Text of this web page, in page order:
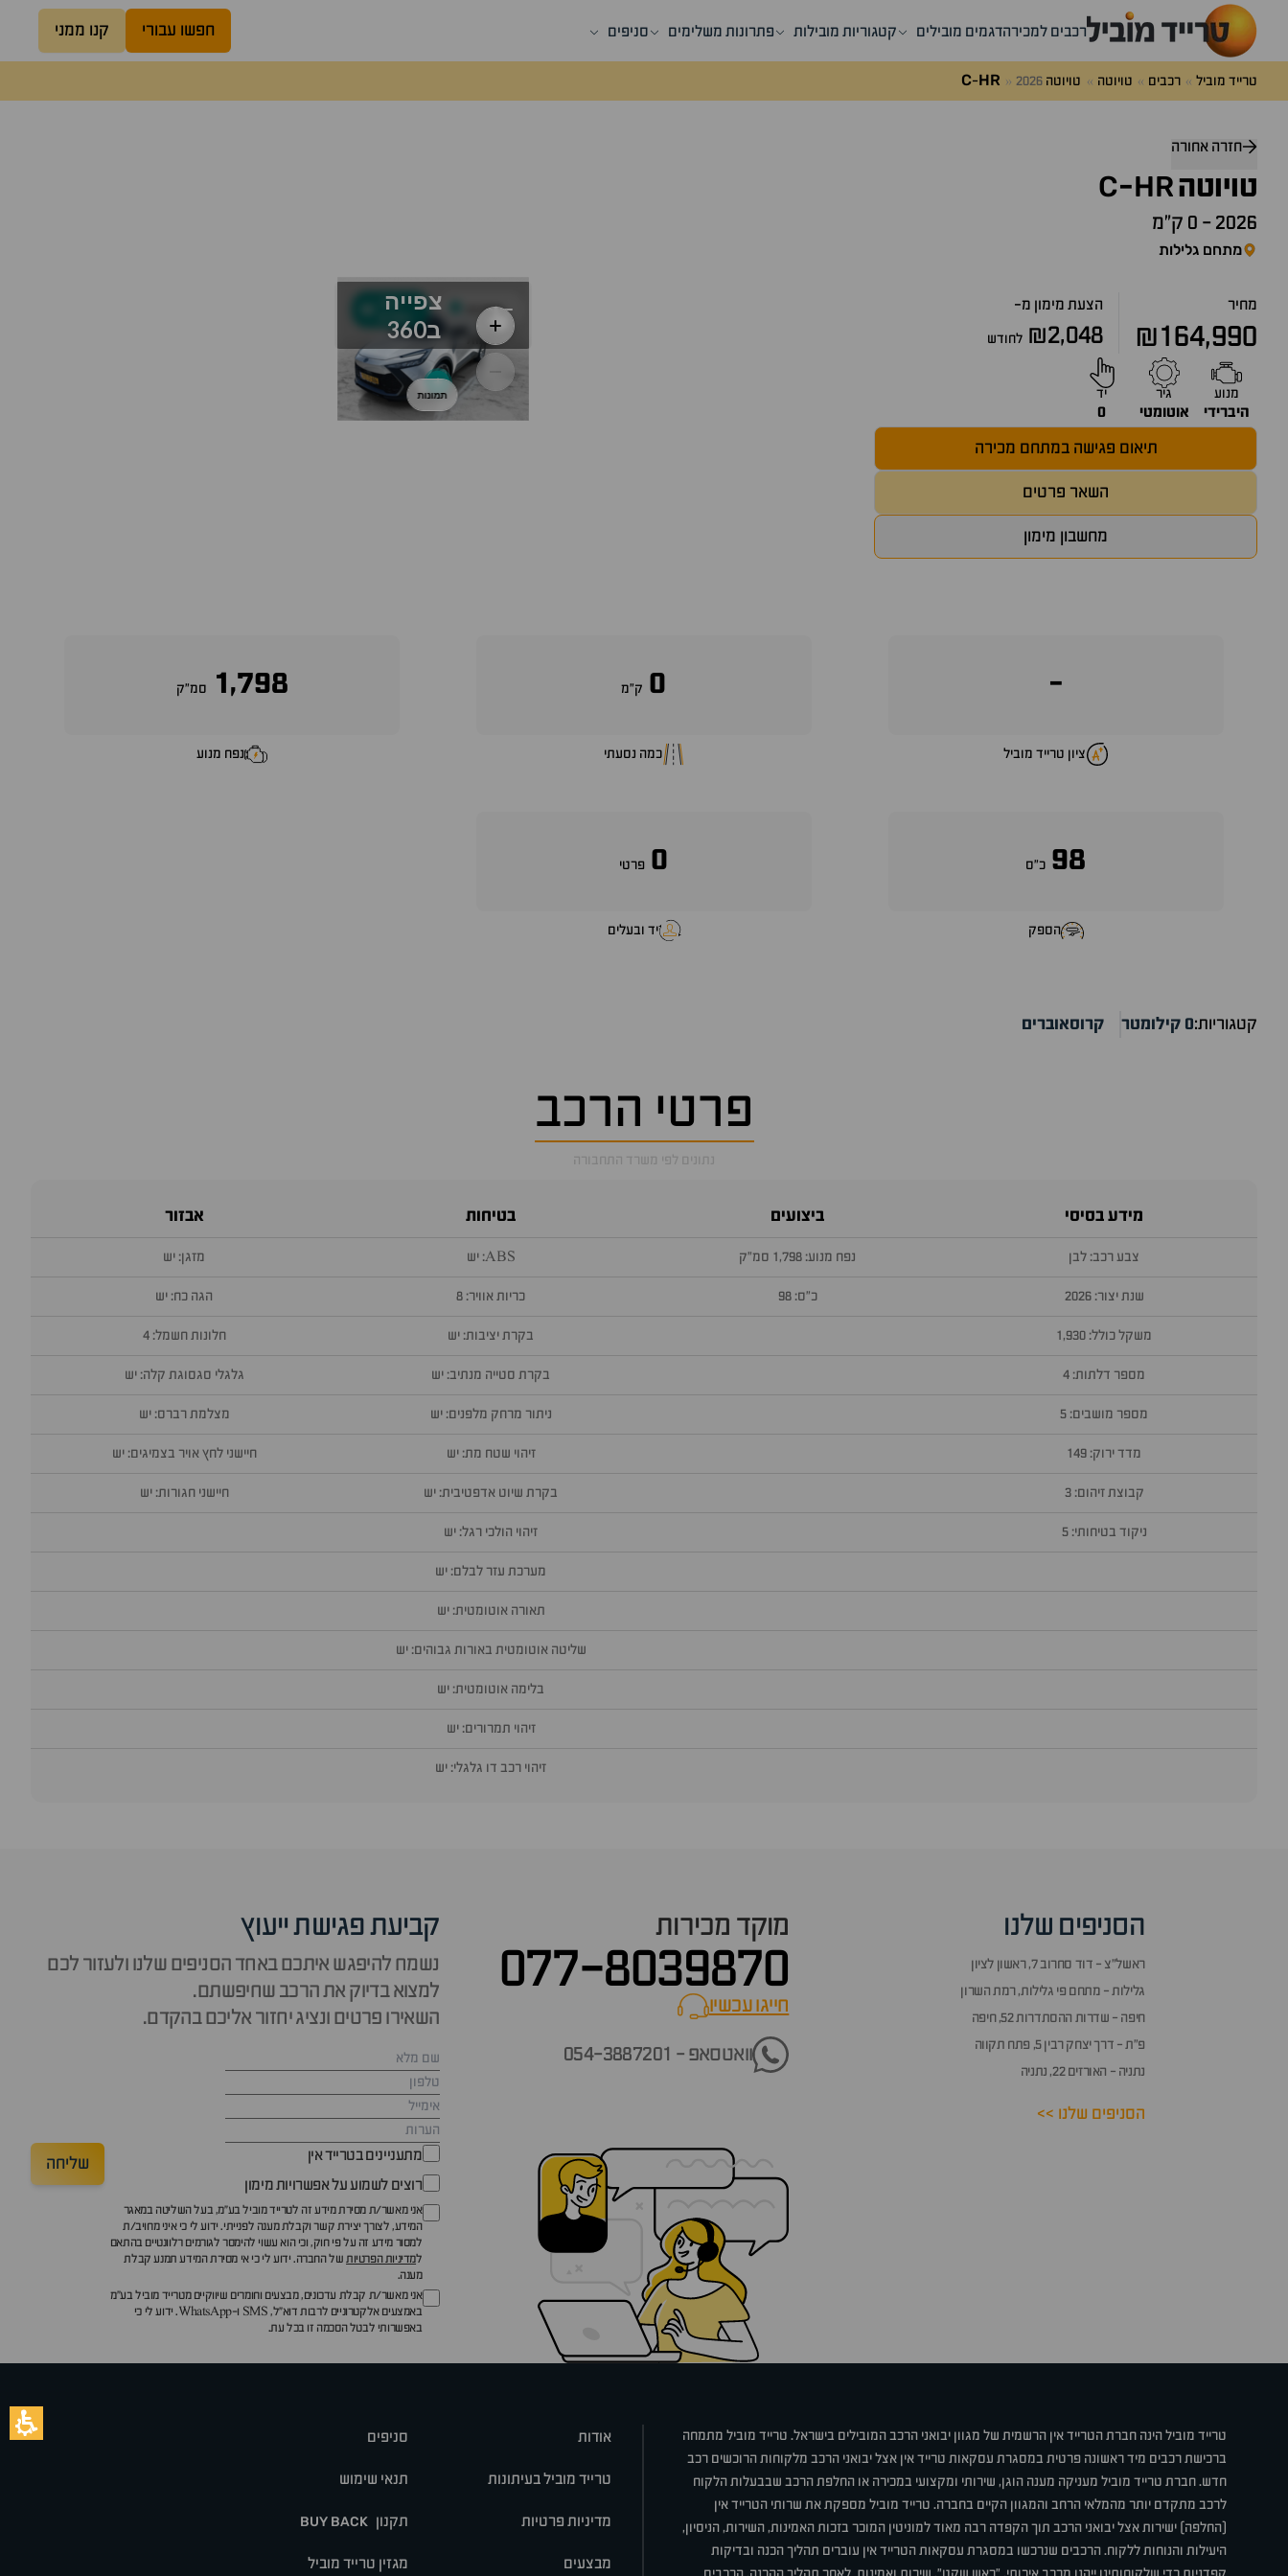
רכבים למכירהדגמים מובילים קטגוריות מובילות פתרונות משלימים סניפים חפשו עבורי קנו ממני
טרייד מוביל רכבים טויוטה טויוטה C-HR 2026
שאלות
ותשובות
חזרה אחורה
טויוטה C-HR
2026
- 0 ק״מ
מתחם גלילות
מחיר
₪164,990
הצעת מימון מ-
₪2,048 לחודש
מנוע
היברידי
גיר
אוטומטי
יד
0
תיאום פגישה במתחם מכירה
השאר פרטים
מחשבון מימון
-
ציון טרייד מוביל
0 ק״מ
כמה נסעתי
1,798 סמ״ק
נפח מנוע
98 כ״ס
הספק
0 פרטי
יד ובעלים
קטגוריות:0 קילומטר קרוסאוברים
פרטי הרכב
נתונים לפי משרד התחבורה
מידע בסיסי
צבע רכב: לבן
שנת יצור: 2026
משקל כולל: 1,930
מספר דלתות: 4
מספר מושבים: 5
מדד ירוק: 149
קבוצת זיהום: 3
ניקוד בטיחותי: 5
ביצועים
נפח מנוע: 1,798 סמ״ק
כ״ס: 98
בטיחות
ABS: יש
כריות אוויר: 8
בקרת יציבות: יש
בקרת סטייה מנתיב: יש
ניתור מרחק מלפנים: יש
זיהוי שטח מת: יש
בקרת שיוט אדפטיבית: יש
זיהוי הולכי רגל: יש
מערכת עזר לבלם: יש
תאורה אוטומטית: יש
שליטה אוטומטית באורות גבוהים: יש
בלימה אוטומטית: יש
זיהוי תמרורים: יש
זיהוי רכב דו גלגלי: יש
אבזור
מזגן: יש
הגה כח: יש
חלונות חשמל: 4
גלגלי סגסוגת קלה: יש
מצלמת רברס: יש
חיישני לחץ אויר בצמיגים: יש
חיישני חגורות: יש
הסניפים שלנו
ראשל״צ - דוד סחרוב 7, ראשון לציון
גלילות - מתחם פי גלילות, רמת השרון
חיפה - שדרות ההסתדרות 52, חיפה
פ״ת - דרך יצחק רבין 5, פתח תקווה
נתניה - האורזים 22, נתניה
הסניפים שלנו >>
מוקד מכירות
077-8039870
חייגו עכשיוcall now
וואטסאפ - 054-3887201
קביעת פגישת ייעוץ
נשמח להיפגש איתכם באחד הסניפים שלנו ולעזור לכם
למצוא בדיוק את הרכב שחיפשתם.
השאירו פרטים ונציג יחזור אליכם בהקדם.
מתעניינים בטרייד אין
רוצים לשמוע על אפשרויות מימון
אני מאשר/ת מסירת מידע זה לטרייד מוביל בע"מ, בעל השליטה במאגר
המידע, לצורך יצירת קשר וקבלת מענה לפנייתי. ידוע לי כי איני מחויב/ת
למסור מידע זה על פי חוק, וכי הוא עשוי להימסר לגורמים רלוונטיים בהתאם
למדיניות הפרטיותשל החברה. ידוע לי כי אי מסירת המידע תמנע קבלת
מענה.
אני מאשר/ת קבלת עדכונים, מבצעים וחומרים שיווקיים מטרייד מוביל בע"מ
באמצעים אלקטרוניים לרבות דוא״ל, SMS ו-WhatsApp. ידוע לי כי
באפשרותי לבטל הסכמה זו בכל עת.
שליחה
טרייד מוביל הינה חברת הטרייד אין הרשמית של מגוון יבואני הרכב המובילים בישראל. טרייד מוביל מתמחה
ברכישת רכבים מיד ראשונה פרטית במסגרת עסקאות טרייד אין אצל יבואני הרכב מלקוחות הרוכשים רכב
חדש. חברת טרייד מוביל מעניקה מענה הוגן, שירותי ומקצועי במכירה או החלפת הרכב שבבעלות הלקוח
לרכב מתקדם יותר מהמלאי הרחב והמגוון הקיים בחברה. טרייד מוביל מספקת את שרותי הטרייד אין
(החלפה) ישירות אצל יבואני הרכב תוך הקפדה רבה מאוד למוניטין המוכר בזכות האמינות, השירות, הניסיון,
היעילות והנוחות ללקוח. הרכבים שנרכשו במסגרת עסקאות הטרייד אין עוברים תהליך הכנה ובדיקות
אודות סניפים
טרייד מוביל בעיתונות תנאי שימוש
מדיניות פרטיות תקנון BUY BACK
מבצעים מגזין טרייד מוביל